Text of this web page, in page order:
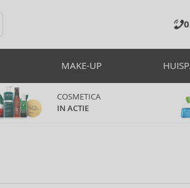
MAKE-UP
COSMETICA
IN ACTIE